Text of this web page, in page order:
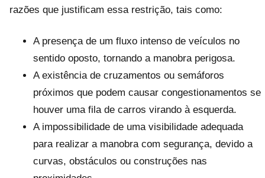
razões que justificam essa restrição, tais como:
A presença de um fluxo intenso de veículos no
sentido oposto, tornando a manobra perigosa.
A existência de cruzamentos ou semáforos
próximos que podem causar congestionamentos se
houver uma fila de carros virando à esquerda.
A impossibilidade de uma visibilidade adequada
para realizar a manobra com segurança, devido a
curvas, obstáculos ou construções nas